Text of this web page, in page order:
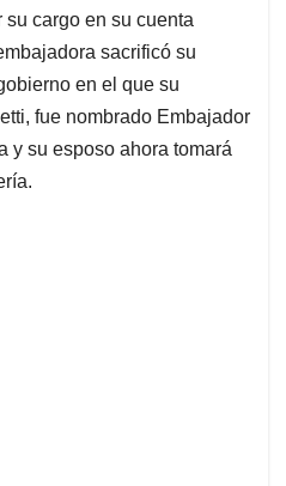
su cargo en su cuenta
sacrificó su
en el que su
fue nombrado Embajador
y su esposo ahora tomará